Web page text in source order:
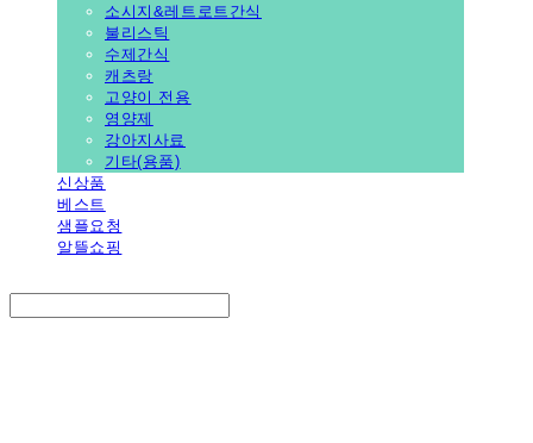
소시지&레트로트간식
불리스틱
수제간식
캐츠랑
고양이 전용
영양제
강아지사료
기타(용품)
신상품
베스트
샘플요청
알뜰쇼핑